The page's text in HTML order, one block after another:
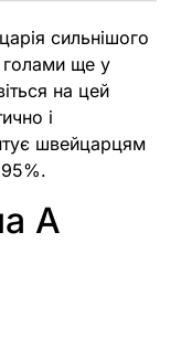
сильнішого
голами ще у
на цей
і
швейцарцям
А